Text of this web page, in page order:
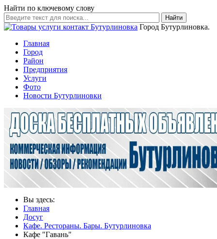
Найти по ключевому слову
Найти
Город Бутурлиновка.
Главная
Город
Район
Предприятия
Услуги
Фото
Новости Бутурлиновки
Вы здесь:
Главная
Досуг
Кафе. Рестораны. Бары. Бутурлиновка
Кафе "Гавань"